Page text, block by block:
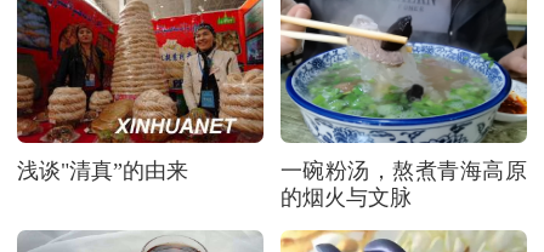
浅谈"清真”的由来
一碗粉汤，熬煮青海高原
的烟火与文脉